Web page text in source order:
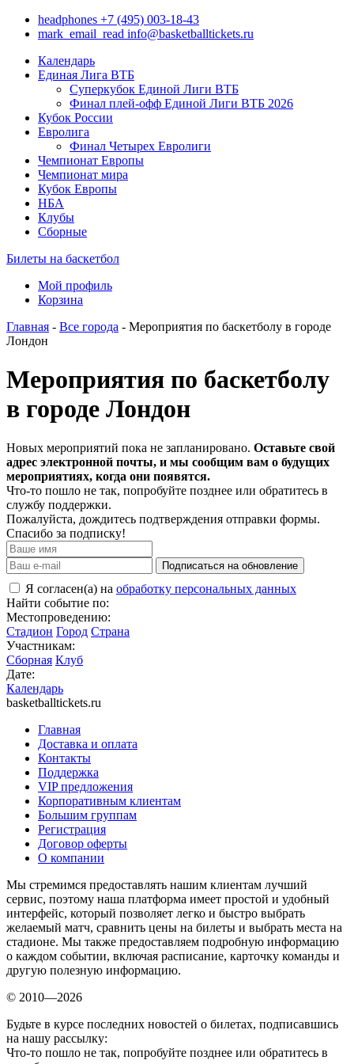
headphones +7 (495) 003-18-43
mark_email_read info@basketballtickets.ru
Календарь
Единая Лига ВТБ
Суперкубок Единой Лиги ВТБ
Финал плей-офф Единой Лиги ВТБ 2026
Кубок России
Евролига
Финал Четырех Евролиги
Чемпионат Европы
Чемпионат мира
Кубок Европы
НБА
Клубы
Сборные
Билеты на баскетбол
Мой профиль
Корзина
Главная - Все города - Мероприятия по баскетболу в городе
Лондон
Мероприятия по баскетболу
в городе Лондон
Новых мероприятий пока не запланировано. Оставьте свой
адрес электронной почты, и мы сообщим вам о будущих
мероприятиях, когда они появятся.
Что-то пошло не так, попробуйте позднее или обратитесь в
службу поддержки.
Пожалуйста, дождитесь подтверждения отправки формы.
Спасибо за подписку!
Подписаться на обновление
Я согласен(а) на обработку персональных данных
Найти событие по:
Местопроведению:
Стадион Город Страна
Участникам:
Сборная Клуб
Дате:
Календарь
basketballtickets.ru
Главная
Доставка и оплата
Контакты
Поддержка
VIP предложения
Корпоративным клиентам
Большим группам
Регистрация
Договор оферты
О компании
Мы стремимся предоставлять нашим клиентам лучший
сервис, поэтому наша платформа имеет простой и удобный
интерфейс, который позволяет легко и быстро выбрать
желаемый матч, сравнить цены на билеты и выбрать места на
стадионе. Мы также предоставляем подробную информацию
о каждом событии, включая расписание, карточку команды и
другую полезную информацию.
© 2010—2026
Будьте в курсе последних новостей о билетах, подписавшись
на нашу рассылку:
Что-то пошло не так, попробуйте позднее или обратитесь в